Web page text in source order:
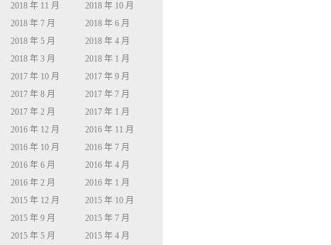
2018 年 11 月
2018 年 10 月
2018 年 7 月
2018 年 6 月
2018 年 5 月
2018 年 4 月
2018 年 3 月
2018 年 1 月
2017 年 10 月
2017 年 9 月
2017 年 8 月
2017 年 7 月
2017 年 2 月
2017 年 1 月
2016 年 12 月
2016 年 11 月
2016 年 10 月
2016 年 7 月
2016 年 6 月
2016 年 4 月
2016 年 2 月
2016 年 1 月
2015 年 12 月
2015 年 10 月
2015 年 9 月
2015 年 7 月
2015 年 5 月
2015 年 4 月